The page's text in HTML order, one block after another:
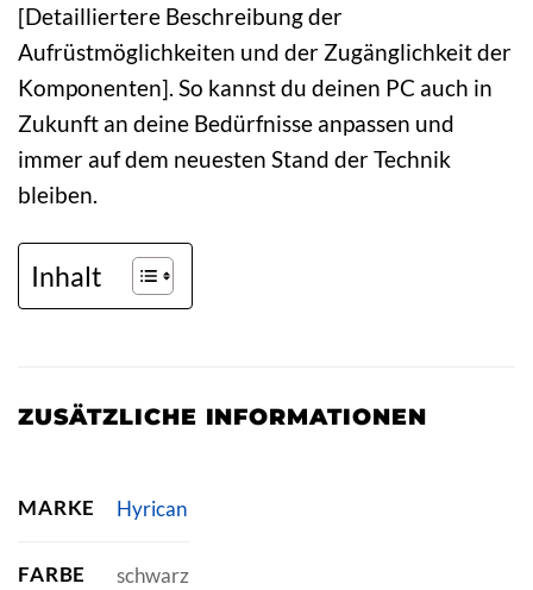
[Detailliertere Beschreibung der
Aufrüstmöglichkeiten und der Zugänglichkeit der
Komponenten]. So kannst du deinen PC auch in
Zukunft an deine Bedürfnisse anpassen und
immer auf dem neuesten Stand der Technik
bleiben.
Inhalt
ZUSÄTZLICHE INFORMATIONEN
MARKE Hyrican
FARBE schwarz